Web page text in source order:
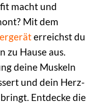
macht und
Mit dem
erreichst du
zu Hause aus.
deine Muskeln
und dein Herz-
Entdecke die